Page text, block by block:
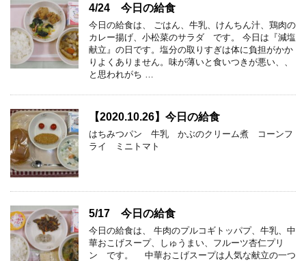
4/24 今日の給食
今日の給食は、 ごはん、牛乳、けんちん汁、鶏肉の
カレー揚げ、小松菜のサラダ です。 今日は『減塩
献立』の日です。塩分の取りすぎは体に負担がかか
りよくありません。味が薄いと食いつきが悪い、、
と思われがち …
【2020.10.26】今日の給食
はちみつパン 牛乳 かぶのクリーム煮 コーンフ
ライ ミニトマト
5/17 今日の給食
今日の給食は、 牛肉のプルコギトッパプ、牛乳、中
華おこげスープ、しゅうまい、フルーツ杏仁プリ
ン です。 中華おこげスープは人気な献立の一つ